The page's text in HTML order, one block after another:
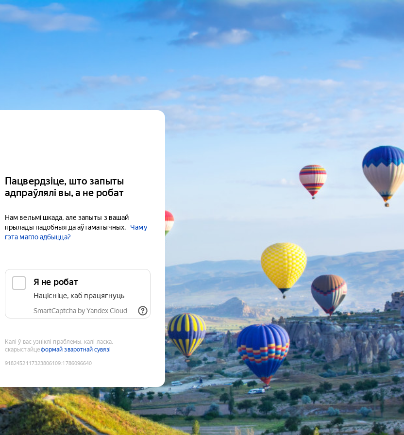
Пацвердзіце, што запыты
адпраўлялі вы, а не робат
Нам вельмі шкада, але запыты з вашай
прылады падобныя да аўтаматычных.
Чаму
гэта магло адбыцца?
Я не робат
Націсніце, каб працягнуць
SmartCaptcha by Yandex Cloud
Калі ў вас узніклі праблемы, калі ласка,
скарыстайцеформай зваротнай сувязі
9182452117323806109:1786096640